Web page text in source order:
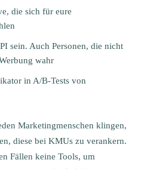
die sich für eure
sein. Auch Personen, die nicht
wahr
in A/B-Tests von
Marketingmenschen klingen,
diese bei KMUs zu verankern.
Fällen keine Tools, um